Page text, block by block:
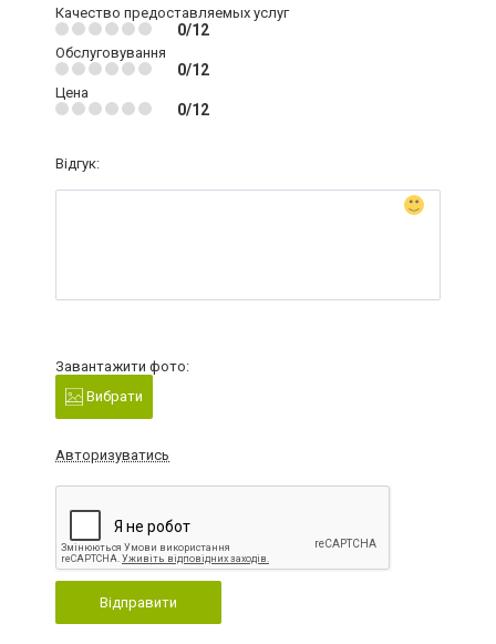
Качество предоставляемых услуг
0/12
Обслуговування
0/12
Цена
0/12
Відгук:
Завантажити фото:
Вибрати
Авторизуватись
Відправити